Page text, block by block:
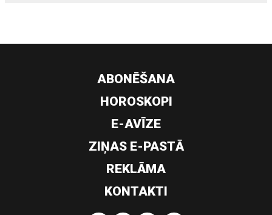
ABONĒŠANA
HOROSKOPI
E-AVĪZE
ZIŅAS E-PASTĀ
REKLĀMA
KONTAKTI